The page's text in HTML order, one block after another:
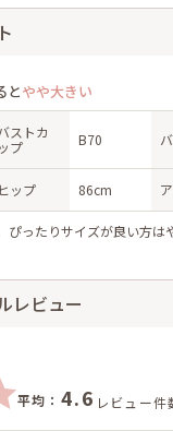
とやや大きい
ストカ
ップ
B70
ヒップ 86cm
ったりサイズが良い方は
レビュー
平均： 4.6 レビュー件